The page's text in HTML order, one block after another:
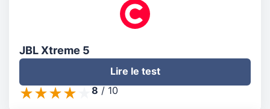
JBL Xtreme 5
Lire le test
8 / 10